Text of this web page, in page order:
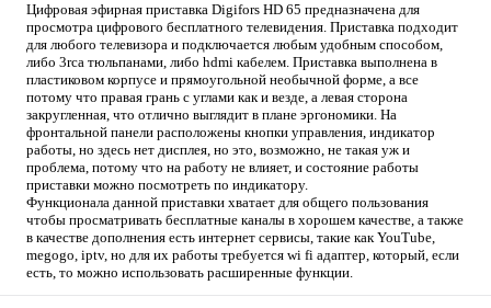
Цифровая эфирная приставка Digifors HD 65 предназначена для
просмотра цифрового бесплатного телевидения. Приставка подходит
для любого телевизора и подключается любым удобным способом,
либо 3rca тюльпанами, либо hdmi кабелем. Приставка выполнена в
пластиковом корпусе и прямоугольной необычной форме, а все
потому что правая грань с углами как и везде, а левая сторона
закругленная, что отлично выглядит в плане эргономики. На
фронтальной панели расположены кнопки управления, индикатор
работы, но здесь нет дисплея, но это, возможно, не такая уж и
проблема, потому что на работу не влияет, и состояние работы
приставки можно посмотреть по индикатору.
Функционала данной приставки хватает для общего пользования
чтобы просматривать бесплатные каналы в хорошем качестве, а также
в качестве дополнения есть интернет сервисы, такие как YouTube,
megogo, iptv, но для их работы требуется wi fi адаптер, который, если
есть, то можно использовать расширенные функции.